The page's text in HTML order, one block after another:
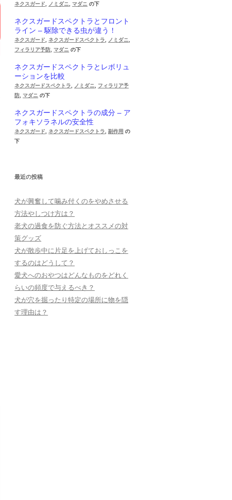
ネクスガード ノミダニ マダニ の下
ネクスガードスペクトラとフロント
ライン – 駆除できる虫が違う！
ネクスガード ,ネクスガードスペクトラ ノミダニ
フィラリア予防
マダニ の下
ネクスガードスペクトラとレボリュ
ーションを比較
ネクスガードスペクトラ ノミダニ
フィラリア予
防
マダニ の下
ネクスガードスペクトラの成分 – ア
フォキソラネルの安全性
ネクスガード ,ネクスガードスペクトラ ,副作用 の
下
最近の投稿
犬が興奮して噛み付くのをやめさせる
方法やしつけ方は？
老犬の過食を防ぐ方法とオススメの対
策グッズ
犬が散歩中に片足を上げておしっこを
するのはどうして？
愛犬へのおやつはどんなものをどれく
らいの頻度で与えるべき？
犬が穴を掘ったり特定の場所に物を隠
す理由は？